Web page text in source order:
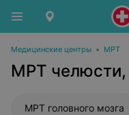
Медицинские центры • МРТ
МРТ челюсти,
МРТ головного мозга